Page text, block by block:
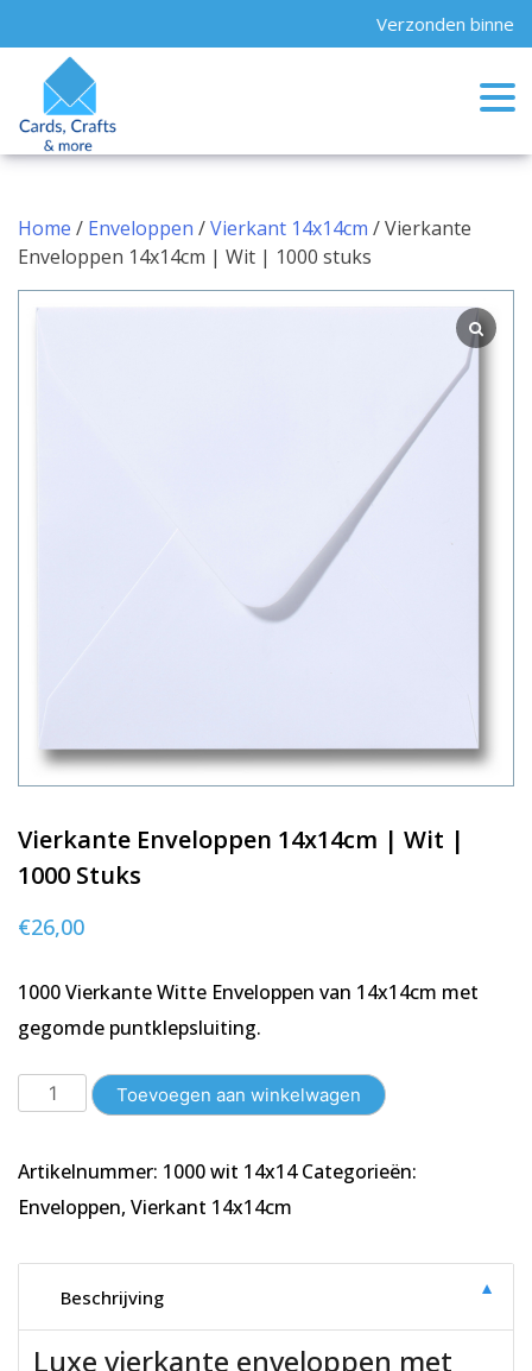
to
content
Verzonden binnen
Home / Enveloppen /Vierkant 14x14cm / Vierkante
Enveloppen 14x14cm | Wit | 1000 stuks
Vierkante Enveloppen 14x14cm | Wit |
1000 Stuks
€26,00
1000 Vierkante Witte Enveloppen van 14x14cm met
gegomde puntklepsluiting.
Vierkante
Enveloppen
|
Wit
1000
stuks
Toevoegen aan winkelwagen
Artikelnummer: 1000 wit 14x14 Categorieën:
Enveloppen, Vierkant 14x14cm
Beschrijving ▼
Luxe vierkante enveloppen met